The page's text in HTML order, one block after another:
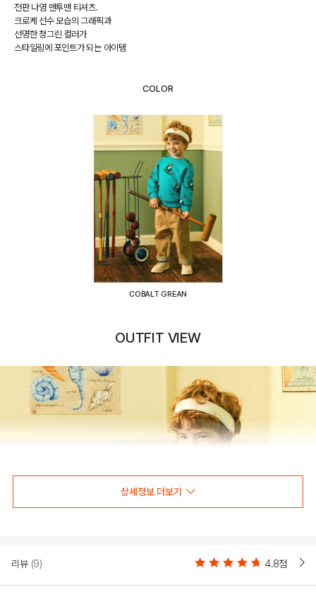
전판 나염 맨투맨 티셔츠.
크로케 선수 모습의 그래픽과
선명한 청그린 컬러가
스타일링에 포인트가 되는 아이템
COLOR
COBALT GREAN
OUTFIT VIEW
상세정보 더보기
리뷰 (9) 4.8점